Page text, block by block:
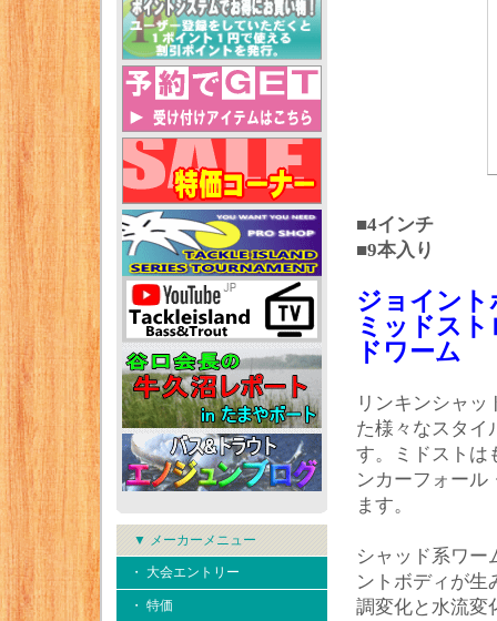
▼ メーカーメニュー
・ 大会エントリー
・ 特価
■4インチ
■9本入り
ジョイン
ミッドス
ドワーム
リンキンシャ
た様々なスタイ
す。ミドストは
ンカーフォール
ます。
シャッド系ワー
ントボディが生
調変化と水流変